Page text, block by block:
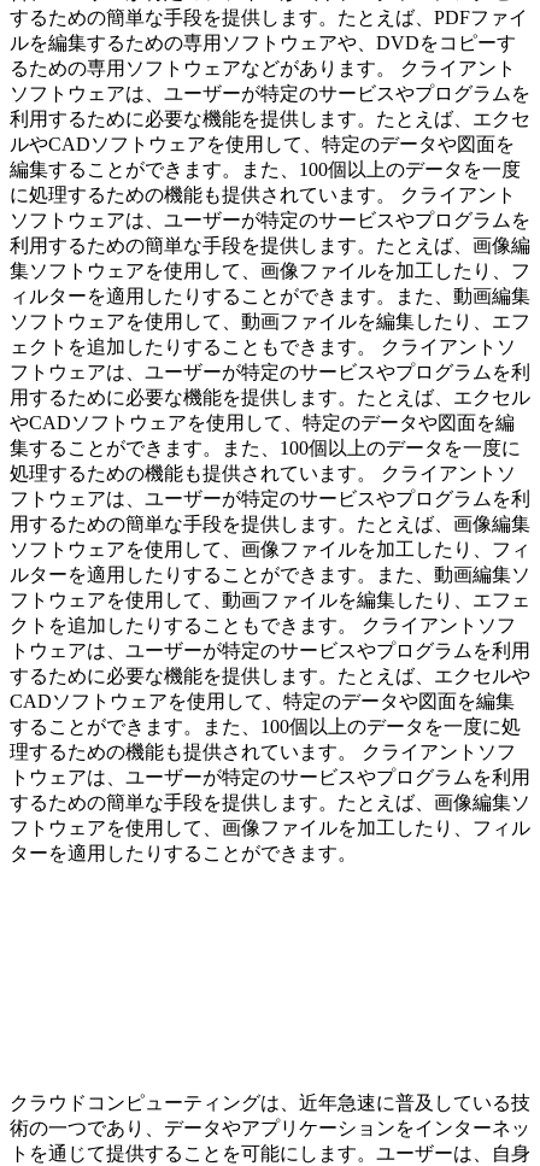
するための簡単な手段を提供します。たとえば、PDFファイ
ルを編集するための専用ソフトウェアや、DVDをコピーす
るための専用ソフトウェアなどがあります。 クライアント
ソフトウェアは、ユーザーが特定のサービスやプログラムを
利用するために必要な機能を提供します。たとえば、エクセ
ルやCADソフトウェアを使用して、特定のデータや図面を
編集することができます。また、100個以上のデータを一度
に処理するための機能も提供されています。 クライアント
ソフトウェアは、ユーザーが特定のサービスやプログラムを
利用するための簡単な手段を提供します。たとえば、画像編
集ソフトウェアを使用して、画像ファイルを加工したり、フ
ィルターを適用したりすることができます。また、動画編集
ソフトウェアを使用して、動画ファイルを編集したり、エフ
ェクトを追加したりすることもできます。 クライアントソ
フトウェアは、ユーザーが特定のサービスやプログラムを利
用するために必要な機能を提供します。たとえば、エクセル
やCADソフトウェアを使用して、特定のデータや図面を編
集することができます。また、100個以上のデータを一度に
処理するための機能も提供されています。 クライアントソ
フトウェアは、ユーザーが特定のサービスやプログラムを利
用するための簡単な手段を提供します。たとえば、画像編集
ソフトウェアを使用して、画像ファイルを加工したり、フィ
ルターを適用したりすることができます。また、動画編集ソ
フトウェアを使用して、動画ファイルを編集したり、エフェ
クトを追加したりすることもできます。 クライアントソフ
トウェアは、ユーザーが特定のサービスやプログラムを利用
するために必要な機能を提供します。たとえば、エクセルや
CADソフトウェアを使用して、特定のデータや図面を編集
することができます。また、100個以上のデータを一度に処
理するための機能も提供されています。 クライアントソフ
トウェアは、ユーザーが特定のサービスやプログラムを利用
するための簡単な手段を提供します。たとえば、画像編集ソ
フトウェアを使用して、画像ファイルを加工したり、フィル
ターを適用したりすることができます。
クラウドコンピューティングは、近年急速に普及している技
術の一つであり、データやアプリケーションをインターネッ
トを通じて提供することを可能にします。ユーザーは、自身